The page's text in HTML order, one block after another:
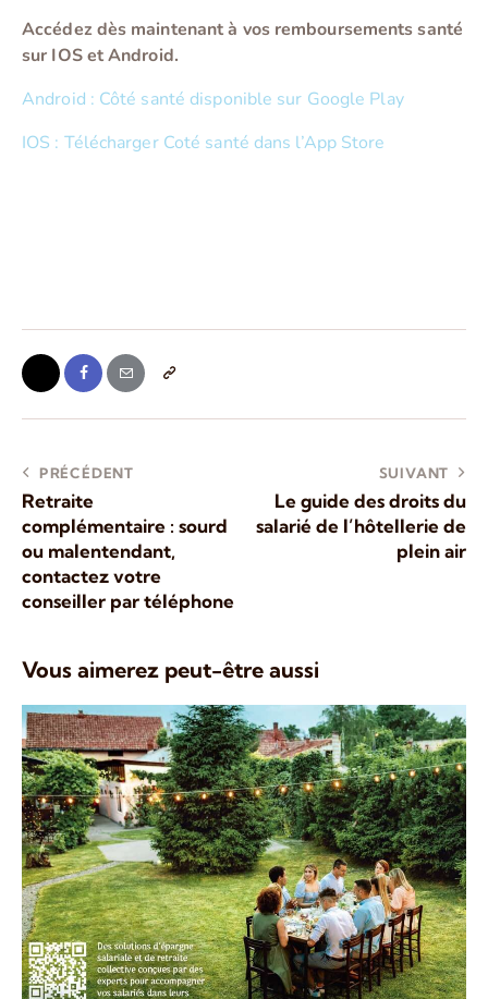
Accédez dès maintenant à vos remboursements santé
sur IOS et Android.
Android : Côté santé disponible sur Google Play
IOS : Télécharger Coté santé dans l’App Store
PRÉCÉDENT
Retraite
complémentaire : sourd
ou malentendant,
contactez votre
conseiller par téléphone
SUIVANT
Le guide des droits du
salarié de l’hôtellerie de
plein air
Vous aimerez peut-être aussi